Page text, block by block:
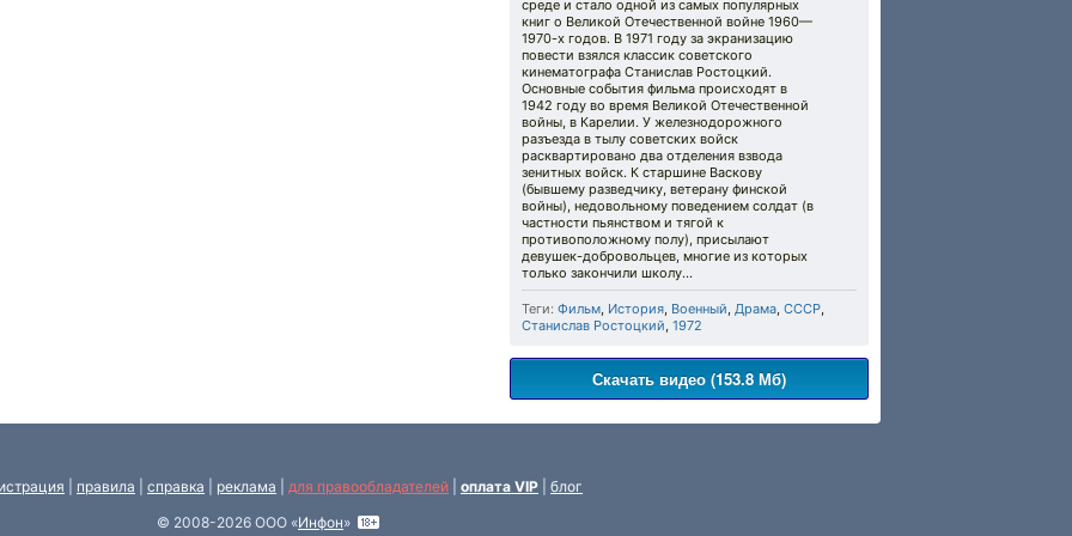
среде и стало одной из самых популярных
книг о Великой Отечественной войне 1960—
1970-х годов. В 1971 году за экранизацию
повести взялся классик советского
кинематографа Станислав Ростоцкий.
Основные события фильма происходят в
1942 году во время Великой Отечественной
войны, в Карелии. У железнодорожного
разъезда в тылу советских войск
расквартировано два отделения взвода
зенитных войск. К старшине Васкову
(бывшему разведчику, ветерану финской
войны), недовольному поведением солдат (в
частности пьянством и тягой к
противоположному полу), присылают
девушек-добровольцев, многие из которых
только закончили школу...
Теги: Фильм История Военный Драма СССР
Станислав Ростоцкий 1972
Скачать видео (153.8 Мб)
правила справка реклама для правообладателей оплата VIP
блог
© 2008-2026 ООО «Инфон»